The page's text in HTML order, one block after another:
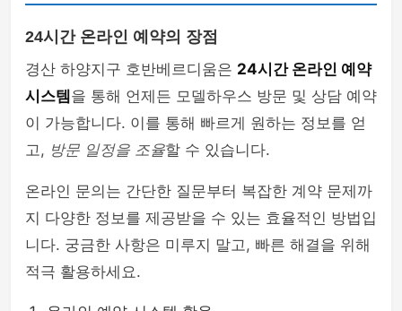
24시간 온라인 예약의 장점
경산 하양지구 호반베르디움은 24시간 온라인 예약
시스템 을 통해 언제든 모델하우스 방문 및 상담 예약
이 가능합니다. 이를 통해 빠르게 원하는 정보를 얻
고, 방문 일정을 조율할 수 있습니다.
온라인 문의는 간단한 질문부터 복잡한 계약 문제까
지 다양한 정보를 제공받을 수 있는 효율적인 방법입
니다. 궁금한 사항은 미루지 말고, 빠른 해결을 위해
적극 활용하세요.